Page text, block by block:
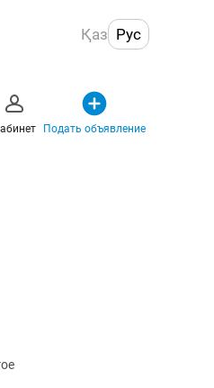
Қаз Рус
Подать объявление